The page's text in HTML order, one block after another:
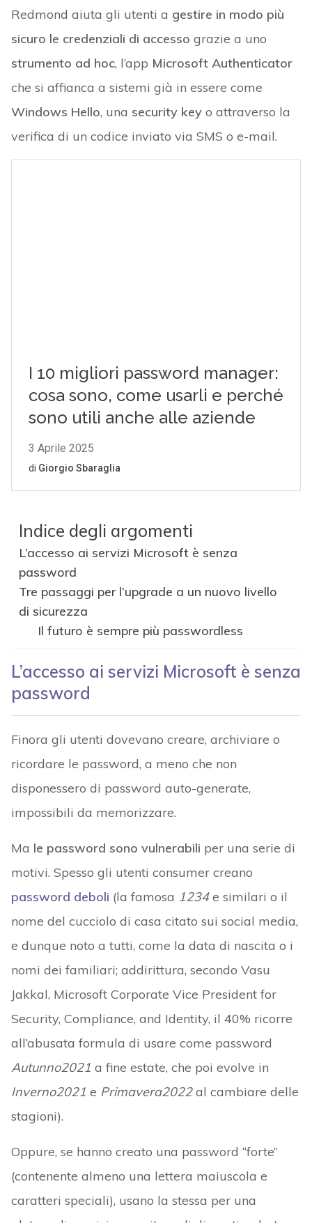
Redmond aiuta gli utenti a gestire in modo più
sicuro le credenziali di accesso grazie a uno
strumento ad hoc, l’app Microsoft Authenticator
che si affianca a sistemi già in essere come
Windows Hello, una security keyo attraverso la
verifica di un codice inviato via SMS o e-mail.
Indice degli argomenti
L’accesso ai servizi Microsoft è senza
password
Tre passaggi per l’upgrade a un nuovo livello
di sicurezza
Il futuro è sempre più passwordless
L’accesso ai servizi Microsoft è senza
password
Finora gli utenti dovevano creare, archiviare o
ricordare le password, a meno che non
disponessero di password auto-generate,
impossibili da memorizzare.
Ma le password sono vulnerabili per una serie di
motivi. Spesso gli utenti consumer creano
password deboli (la famosa 1234e similari o il
nome del cucciolo di casa citato sui social media,
e dunque noto a tutti, come la data di nascita o i
nomi dei familiari; addirittura, secondo Vasu
Jakkal, Microsoft Corporate Vice President for
Security, Compliance, and Identity, il 40% ricorre
all’abusata formula di usare come password
Autunno2021 a fine estate, che poi evolve in
Inverno2021 e Primavera2022al cambiare delle
stagioni).
Oppure, se hanno creato una password “forte”
(contenente almeno una lettera maiuscola e
caratteri speciali), usano la stessa per una